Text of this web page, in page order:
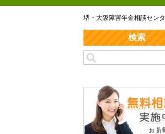
堺・大阪障害年金相談セン
検索